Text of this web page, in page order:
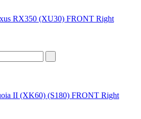
RX350 (XU30) FRONT Right
II (XK60) (S180) FRONT Right